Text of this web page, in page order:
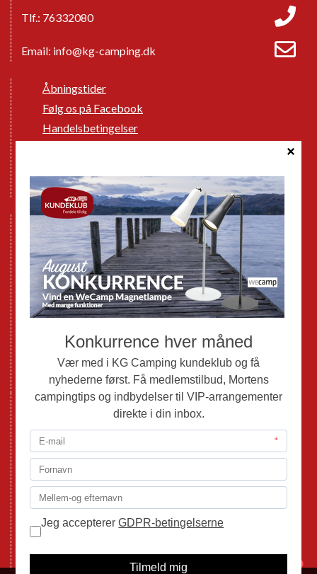
Tlf.: 76332080
Email: info@kg-camping.dk
Åbningstider
Følg os på Facebook
Handelsbetingelser
GPDR - Optagelse af foto og video
Nye Campingvogne
Nye Autocampere og Vans
Brugte Campingvogne
Brugte Autocampere og Vans
Webshop
Mortens Campingtips
KG Camping Kundeklub
Nyheder
Adria
Adria Autocampere
Eriba
Fendt
Hobby
Randger Van